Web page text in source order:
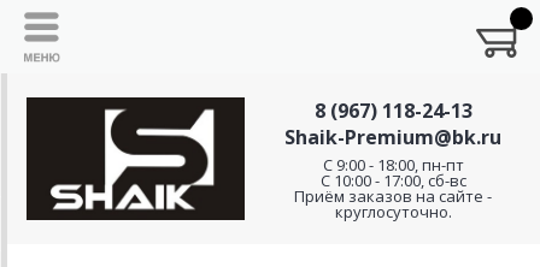
8 (967) 118-24-13
Shaik-Premium@bk.ru
C 9:00 - 18:00, пн-пт
С 10:00 - 17:00, сб-вс
Приём заказов на сайте -
круглосуточно.